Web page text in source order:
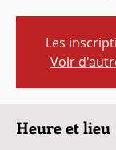
Les
Voir
Heure et lieu